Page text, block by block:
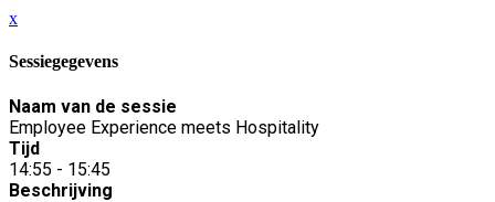
x
Sessiegegevens
Naam van de sessie
Employee Experience meets Hospitality
Tijd
14:55 - 15:45
Beschrijving